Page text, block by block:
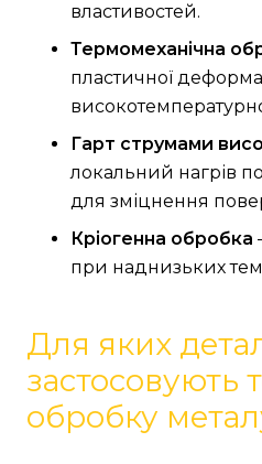
властивостей.
Термомеханічна
пластичної
Гарт струмами
локальний нагрів
для зміцнення
Кріогенна обробка
при наднизьких
Для яких
застосовують
обробку